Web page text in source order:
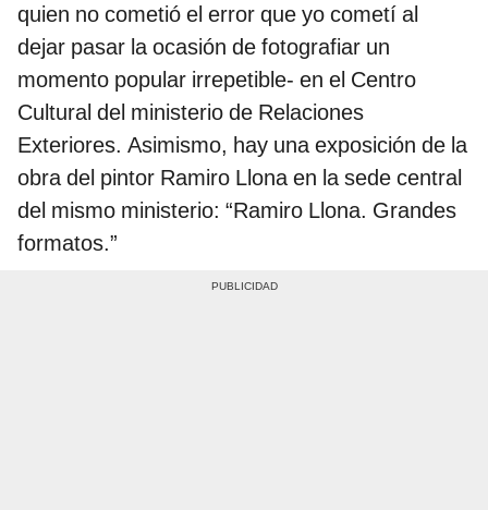
quien no cometió el error que yo cometí al
dejar pasar la ocasión de fotografiar un
momento popular irrepetible- en el Centro
Cultural del ministerio de Relaciones
Exteriores. Asimismo, hay una exposición de la
obra del pintor Ramiro Llona en la sede central
del mismo ministerio: “Ramiro Llona. Grandes
formatos.”